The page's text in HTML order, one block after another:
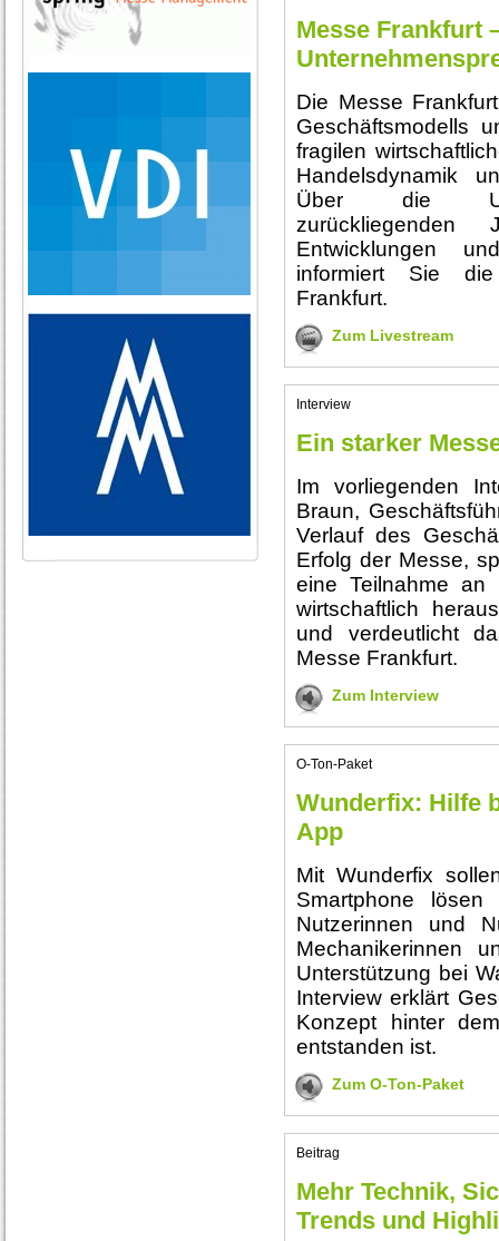
Messe Frankfurt
Die Messe
Geschäftsmodells
fragilen
Handelsdynamik
Über die
Entwicklungen
informiert Sie
Frankfurt.
Zum Livestream
Interview
Ein starker
Im vorliegenden
Braun,
Verlauf des
Erfolg der Messe,
eine Teilnahme an
wirtschaftlich
und verdeutlicht
Messe Frankfurt.
Zum Interview
O-Ton-Paket
Wunderfix: Hilfe
App
Mit Wunderfix
Smartphone
Nutzerinnen und
Mechanikerinnen
Unterstützung bei
Interview erklärt
Konzept hinter
entstanden ist.
Zum O-Ton-Paket
Beitrag
Mehr Technik,
Trends und